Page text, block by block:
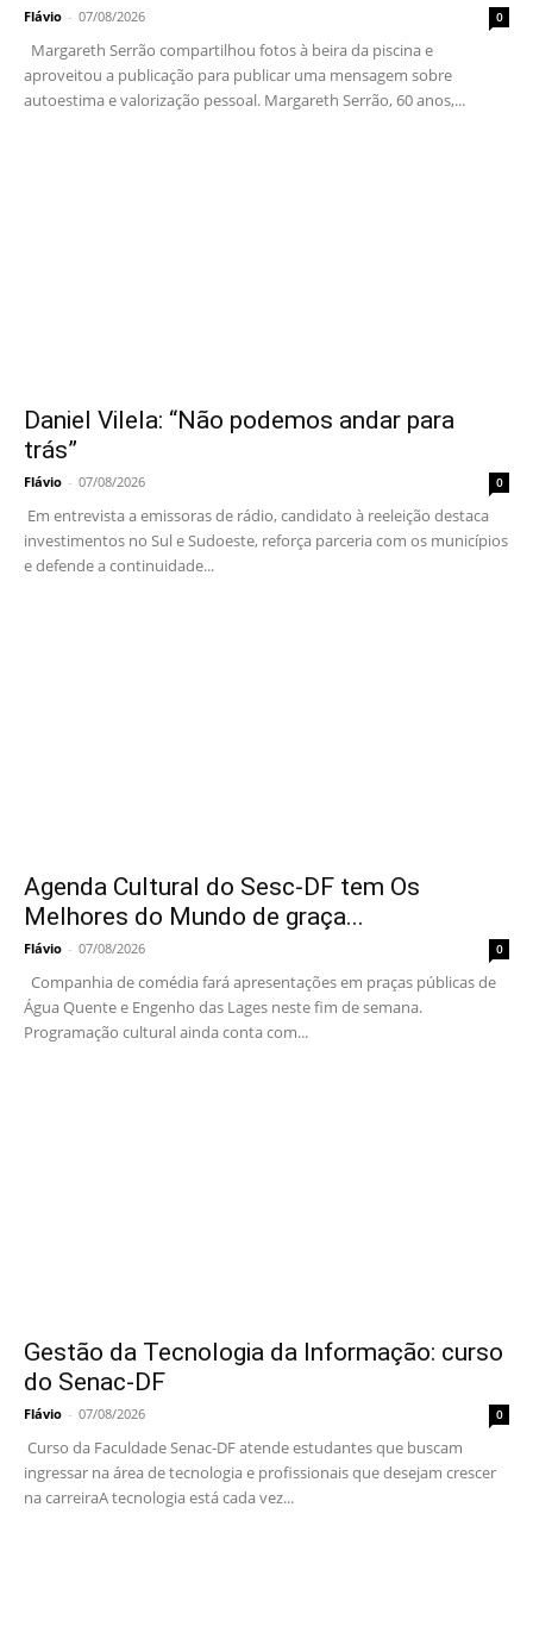
Flávio - 07/08/2026 0
Margareth Serrão compartilhou fotos à beira da piscina e
aproveitou a publicação para publicar uma mensagem sobre
autoestima e valorização pessoal. Margareth Serrão, 60 anos,...
Daniel Vilela: “Não podemos andar para
trás”
Flávio - 07/08/2026 0
Em entrevista a emissoras de rádio, candidato à reeleição destaca
investimentos no Sul e Sudoeste, reforça parceria com os municípios
e defende a continuidade...
Agenda Cultural do Sesc-DF tem Os
Melhores do Mundo de graça...
Flávio - 07/08/2026 0
Companhia de comédia fará apresentações em praças públicas de
Água Quente e Engenho das Lages neste fim de semana.
Programação cultural ainda conta com...
Gestão da Tecnologia da Informação: curso
do Senac-DF
Flávio - 07/08/2026 0
Curso da Faculdade Senac-DF atende estudantes que buscam
ingressar na área de tecnologia e profissionais que desejam crescer
na carreiraA tecnologia está cada vez...